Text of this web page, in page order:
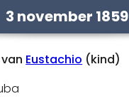
3 november 1859
Eustachio (kind)